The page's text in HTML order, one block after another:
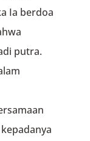
Ia berdoa
putra.